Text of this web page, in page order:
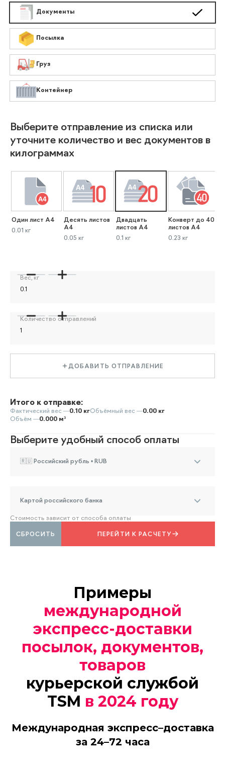
Документы
Посылка
Груз
Контейнер
Выберите отправление из списка или
уточните количество и вес документов в
килограммах
Один лист А4
0.01 кг
Десять листов
А4
0.05 кг
Двадцать
листов А4
0.1 кг
Конверт до 40
листов А4
0.23 кг
Вес, кг
Количество отправлений
ДОБАВИТЬ ОТПРАВЛЕНИЕ
Итого к отправке:
Фактический вес —0.10 кгОбъёмный вес —0.00 кг
Объём —0.000 м³
Выберите удобный способ оплаты
🇷🇺 Российский рубль • RUB
Картой российского банка
Стоимость зависит от способа оплаты
ПЕРЕЙТИ К РАСЧЕТУ
СБРОСИТЬ
Примеры
международной
экспресс-доставки
посылок, документов,
товаров
курьерской службой
TSM в 2024 году
Международная экспресс–доставка
за 24–72 часа